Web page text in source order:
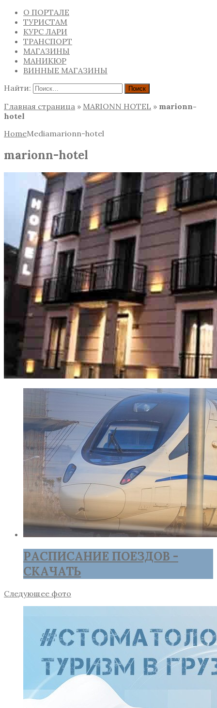
О ПОРТАЛЕ
ТУРИСТАМ
КУРС ЛАРИ
ТРАНСПОРТ
МАГАЗИНЫ
МАНИКЮР
ВИННЫЕ МАГАЗИНЫ
Найти:
Главная страница » MARIONN HOTEL » marionn-
hotel
HomeMediamarionn-hotel
marionn-hotel
РАСПИСАНИЕ ПОЕЗДОВ -
СКАЧАТЬ
Следующее фото